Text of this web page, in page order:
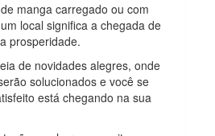
manga carregado ou com
local significa a chegada de
prosperidade.
de novidades alegres, onde
solucionados e você se
está chegando na sua